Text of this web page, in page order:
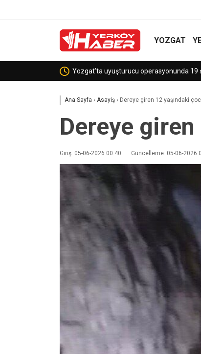
YOZGAT
Sekili Köyü’ne Okul Müjdesi!
Ana Sayfa › Asayiş › Dereye giren 12 yaşındaki
Dereye
Giriş: 05-06-2026 00:40 Güncelleme: 05-06-2026